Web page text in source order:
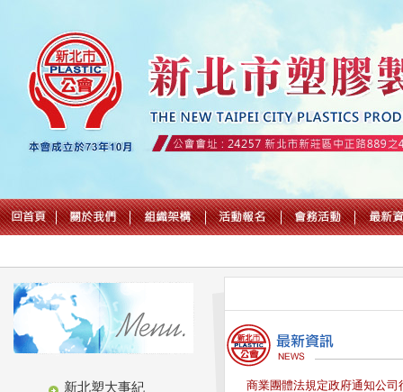
新北塑大事紀
商業團體法規定政府通知公